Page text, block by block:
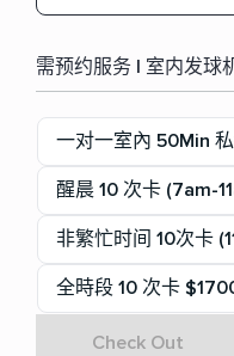
需预约服务 | 室内发球
一对一室內 50Min
醒晨 10 次卡 (7am-
非繁忙时间 10次卡
全時段 10 次卡
Check Out